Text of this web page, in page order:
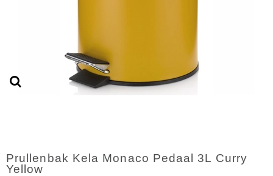
Prullenbak Kela Monaco Pedaal 3L Curry
Yellow